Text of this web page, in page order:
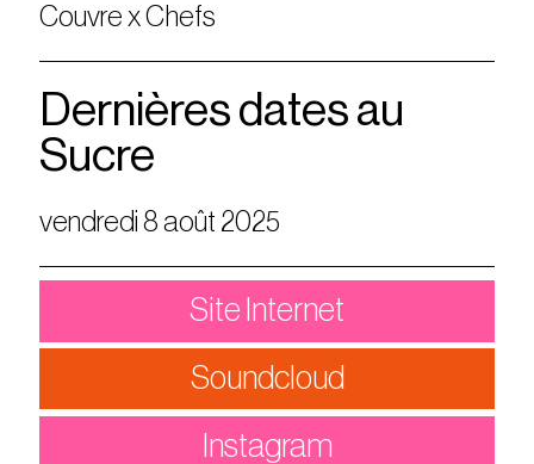
Couvre x Chefs
Dernières dates au
Sucre
vendredi 8 août 2025
Site Internet
Soundcloud
Instagram